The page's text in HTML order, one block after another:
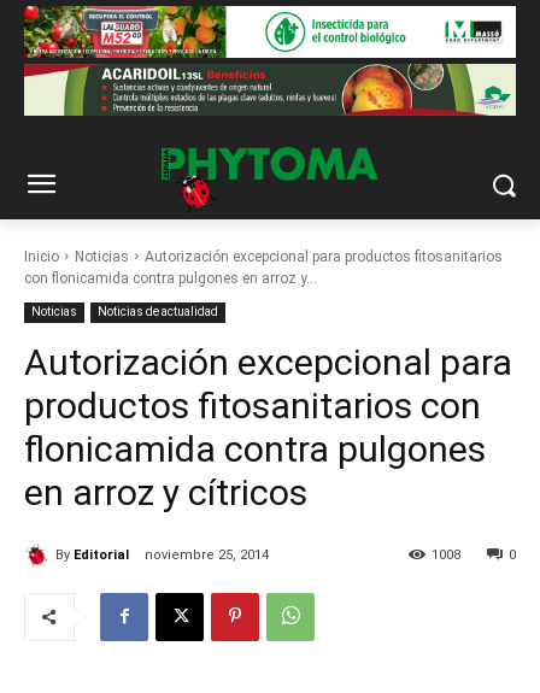
Inicio Noticias
Autorización excepcional para productos fitosanitarios
con flonicamida contra pulgones en arroz y...
Noticias Noticias de actualidad
Autorización excepcional para
productos fitosanitarios con
flonicamida contra pulgones
en arroz y cítricos
By Editorial noviembre 25, 2014 0
1008